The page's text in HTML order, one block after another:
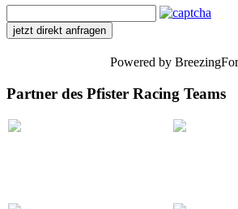
jetzt direkt anfragen
Powered by
Partner des Pfister Racing Teams